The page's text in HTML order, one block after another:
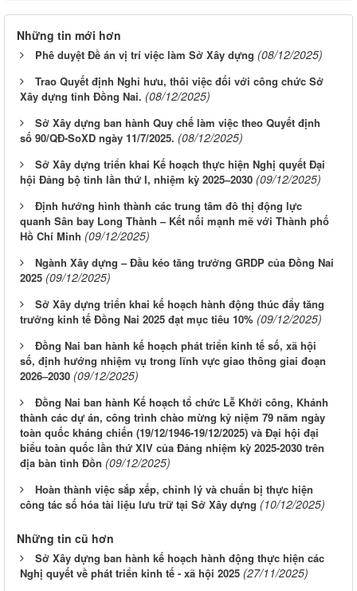
Những tin mới hơn
Phê duyệt Đề án vị trí việc làm Sở Xây dựng (08/12/2025)
Trao Quyết định Nghỉ hưu, thôi việc đối với công chức Sở
Xây dựng tỉnh Đồng Nai. (08/12/2025)
Sở Xây dựng ban hành Quy chế làm việc theo Quyết định
số 90/QĐ-SoXD ngày 11/7/2025. (08/12/2025)
Sở Xây dựng triển khai Kế hoạch thực hiện Nghị quyết Đại
hội Đảng bộ tỉnh lần thứ I, nhiệm kỳ 2025–2030 (09/12/2025)
Định hướng hình thành các trung tâm đô thị động lực
quanh Sân bay Long Thành – Kết nối mạnh mẽ với Thành phố
Hồ Chí Minh (09/12/2025)
Ngành Xây dựng – Đầu kéo tăng trưởng GRDP của Đồng Nai
2025 (09/12/2025)
Sở Xây dựng triển khai kế hoạch hành động thúc đẩy tăng
trưởng kinh tế Đồng Nai 2025 đạt mục tiêu 10% (09/12/2025)
Đồng Nai ban hành kế hoạch phát triển kinh tế số, xã hội
số, định hướng nhiệm vụ trong lĩnh vực giao thông giai đoạn
2026–2030 (09/12/2025)
Đồng Nai ban hành Kế hoạch tổ chức Lễ Khởi công, Khánh
thành các dự án, công trình chào mừng kỷ niệm 79 năm ngày
toàn quốc kháng chiến (19/12/1946-19/12/2025) và Đại hội đại
biểu toàn quốc lần thứ XIV của Đảng nhiệm kỳ 2025-2030 trên
địa bàn tỉnh Đồn (09/12/2025)
Hoàn thành việc sắp xếp, chỉnh lý và chuẩn bị thực hiện
công tác số hóa tài liệu lưu trữ tại Sở Xây dựng (10/12/2025)
Những tin cũ hơn
Sở Xây dựng ban hành kế hoạch hành động thực hiện các
Nghị quyết về phát triển kinh tế - xã hội 2025 (27/11/2025)